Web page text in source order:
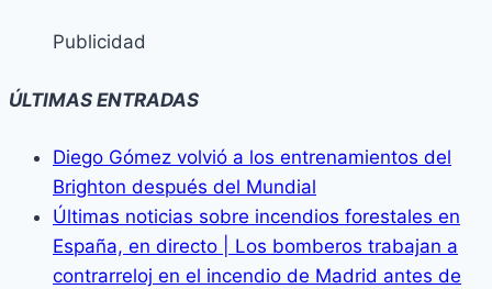
Publicidad
ÚLTIMAS ENTRADAS
Diego Gómez volvió a los entrenamientos del
Brighton después del Mundial
Últimas noticias sobre incendios forestales en
España, en directo | Los bomberos trabajan a
contrarreloj en el incendio de Madrid antes de